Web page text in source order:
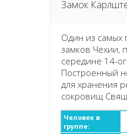
Замок
Один из самых
замков Чехии,
середине 14-
Построенный
для хранения
сокровищ
Человек в
группе: